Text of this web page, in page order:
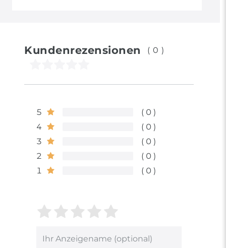
Kundenrezensionen (0)
5
0
4
0
3
0
2
0
1
0
Bewertungssterne
von
4
von
3
2
von
1
von